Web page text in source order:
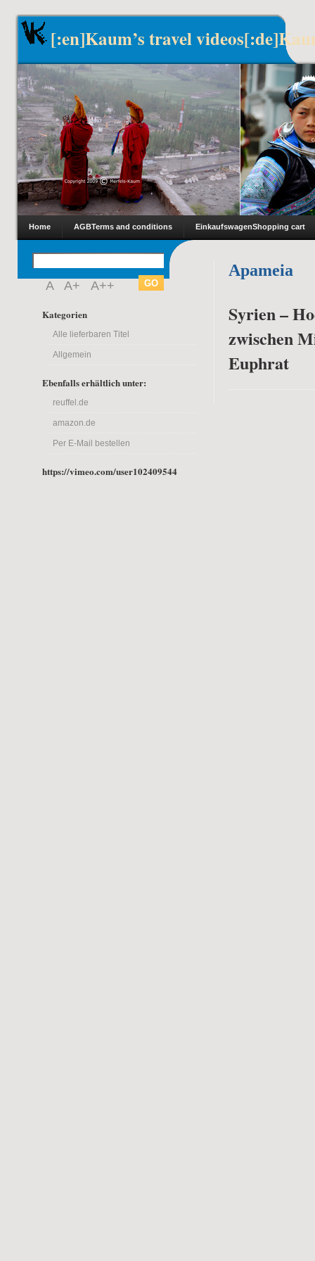
[:en]Kaum’s travel
Home AGBTerms and conditions EinkaufswagenShopping cart
A A+ A++
Kategorien
Alle lieferbaren Titel
Allgemein
Ebenfalls erhältlich unter:
reuffel.de
amazon.de
Per E-Mail bestellen
https://vimeo.com/user102409544
Apameia
Syrien –
zwischen
Euphrat